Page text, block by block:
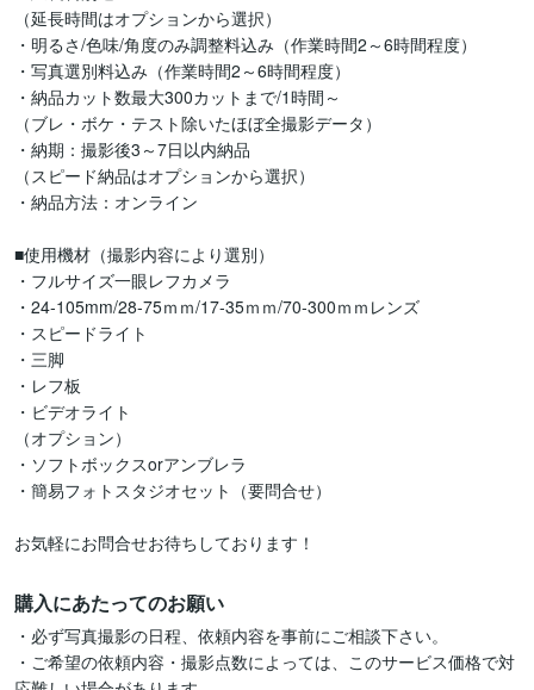
（延長時間はオプションから選択）
・明るさ/色味/角度のみ調整料込み（作業時間2～6時間程度）
・写真選別料込み（作業時間2～6時間程度）
・納品カット数最大300カットまで/1時間～
（ブレ・ボケ・テスト除いたほぼ全撮影データ）
・納期：撮影後3～7日以内納品
（スピード納品はオプションから選択）
・納品方法：オンライン
■使用機材（撮影内容により選別）
・フルサイズ一眼レフカメラ
・24‐105mm/28‐75ｍｍ/17‐35ｍｍ/70‐300ｍｍレンズ
・スピードライト
・三脚
・レフ板
・ビデオライト
（オプション）
・ソフトボックスorアンブレラ
・簡易フォトスタジオセット（要問合せ）
お気軽にお問合せお待ちしております！
購入にあたってのお願い
・必ず写真撮影の日程、依頼内容を事前にご相談下さい。
・ご希望の依頼内容・撮影点数によっては、このサービス価格で対